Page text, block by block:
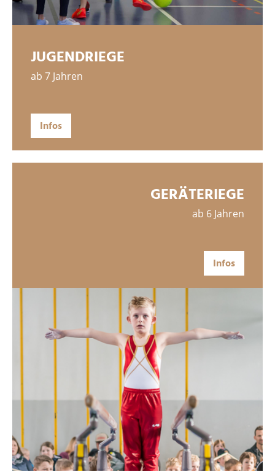
JUGENDRIEGE
ab 7 Jahren
Infos
GERÄTERIEGE
ab 6 Jahren
Infos